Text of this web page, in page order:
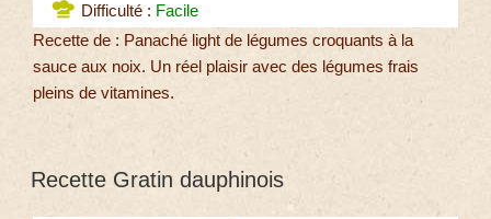
Difficulté : Facile
Recette de : Panaché light de légumes croquants à la
sauce aux noix. Un réel plaisir avec des légumes frais
pleins de vitamines.
Recette Gratin dauphinois